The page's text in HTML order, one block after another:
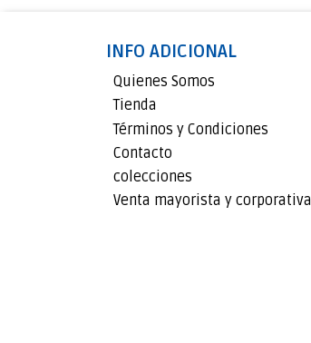
INFO ADICIONAL
Quienes Somos
Tienda
Términos y Condiciones
Contacto
colecciones
Venta mayorista y corporativa